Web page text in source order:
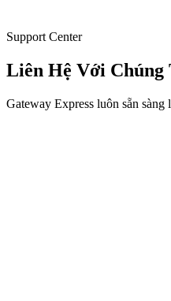
Support Center
Liên Hệ Với Chúng
Gateway Express luôn sẵn